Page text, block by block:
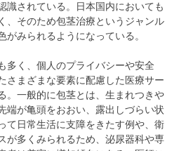
識されている。日本国内においても
、そのため包茎治療というジャンル
みられるようになっている。
多く、個人のプライバシーや安全
さまざまな要素に配慮した医療サー
。一般的に包茎とは、生まれつきや
端が亀頭をおおい、露出しづらい状
て日常生活に支障をきたす例や、衛
が多くみられるため、泌尿器科や専